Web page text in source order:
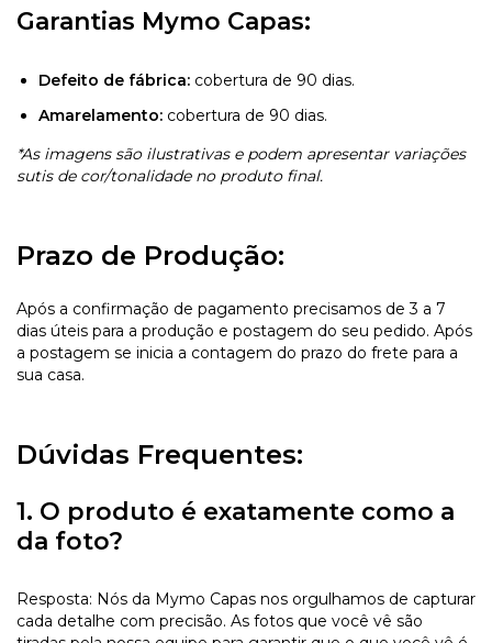
Garantias Mymo Capas:
Defeito de fábrica: cobertura de 90 dias.
Amarelamento: cobertura de 90 dias.
*As imagens são ilustrativas e podem apresentar variações
sutis de cor/tonalidade no produto final.
Prazo de Produção:
Após a confirmação de pagamento precisamos de 3 a 7
dias úteis para a produção e postagem do seu pedido. Após
a postagem se inicia a contagem do prazo do frete para a
sua casa.
Dúvidas Frequentes:
1. O produto é exatamente como a
da foto?
Resposta: Nós da Mymo Capas nos orgulhamos de capturar
cada detalhe com precisão. As fotos que você vê são